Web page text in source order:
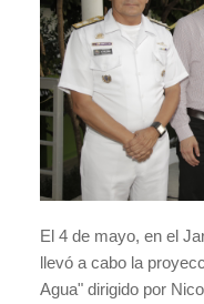
El 4 de mayo, en el
llevó a cabo la
Agua" dirigido por